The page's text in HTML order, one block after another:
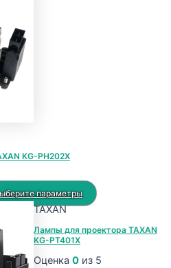
₽
KG-PH202X
₽
параметры
Этот
имеет
вариаций.
TAXAN
Лампы для проектора TAXAN
KG-PT401X
Оценка 0 из 5